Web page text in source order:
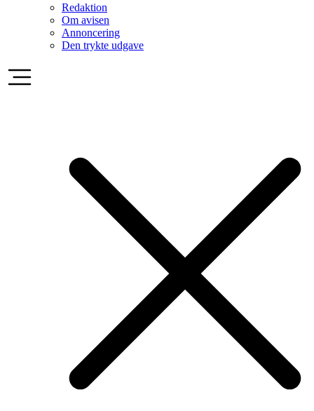
Redaktion
Om avisen
Annoncering
Den trykte udgave